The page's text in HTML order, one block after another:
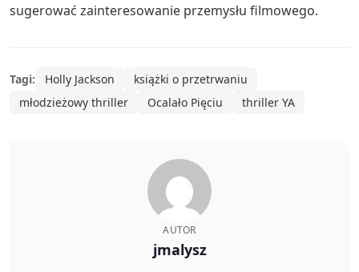
sugerować zainteresowanie przemysłu filmowego.
Tagi: Holly Jackson
książki o przetrwaniu
młodzieżowy thriller
Ocalało Pięciu thriller YA
AUTOR
jmalysz